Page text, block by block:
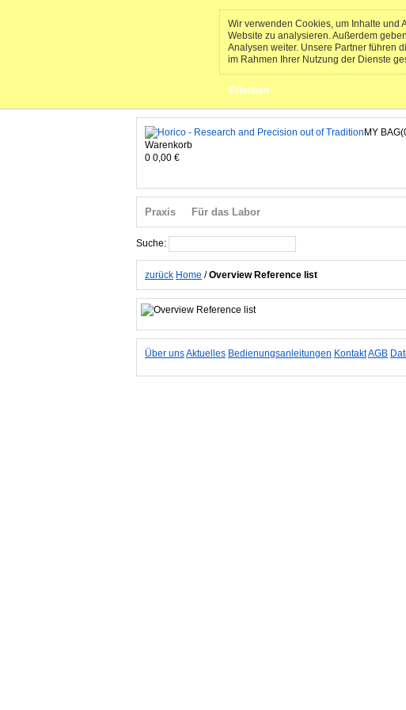
Wir verwenden Cookies, um Inhalte und
Website zu analysieren. Außerdem
Analysen weiter. Unsere Partner führen
im Rahmen Ihrer Nutzung der Dienste
Erlauben
MY
Warenkorb
0 0,00 €
Praxis Für das Labor
Suche:
zurück Home /Overview Reference list
Über unsAktuelles Bedienungsanleitungen KontaktAGB